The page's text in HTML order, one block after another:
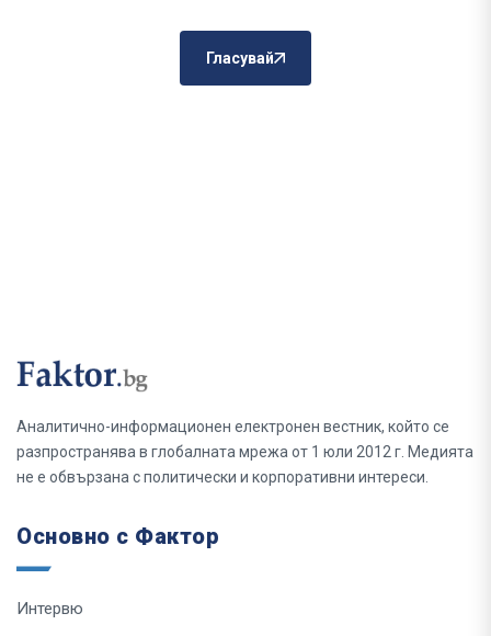
Гласувай
Аналитично-информационен електронен вестник, който се
разпространява в глобалната мрежа от 1 юли 2012 г. Медията
не е обвързана с политически и корпоративни интереси.
Основно с Фактор
Интервю